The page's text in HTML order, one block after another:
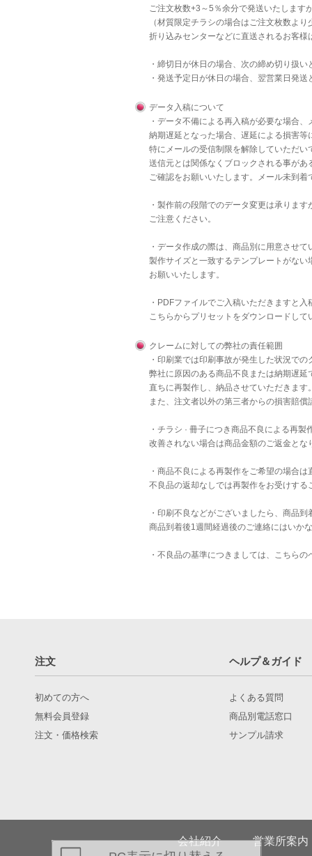
ご注文枚数+3～5％余分で発送いたします
（材質限定チラシの場合はご注文枚数よ
折り込みセンターなどに直送されるお客
・締切日が休日の場合、次の締め切り扱
・発送予定日が休日の場合、翌営業日発
データ入稿について
・データ不備による再入稿が必要な場合
納期遅延となった場合、遅延による損害
特にメールの受信制限を解除していただ
送信元とは関係なくブロックされる事が
ご確認をお願いいたします。メール未到
・製作前の段階でのデータ変更は承りま
ご注意ください。
・データ作成の際は、商品別に用意させ
製作サイズと一致するテンプレートがない
お願いいたします。
・PDFファイルでご入稿いただきますと
こちらからプリセットをダウンロードし
クレームに対しての弊社の責任範囲
・印刷業では印刷事故が発生した状況で
弊社に原因のある商品不良または納期遅
直ちに再製作し、納品させていただきま
また、注文者以外の第三者からの損害賠
・チラシ · 冊子につき商品不良による再
改善されない場合は商品金額のご返金と
・商品不良による再製作をご希望の場合
不良品の返却なしでは再製作をお受けする
・印刷不良などがございましたら、商品
商品到着後1週間経過後のご連絡にはいか
・不良品の基準につきましては、 こちらの
注文 ヘルプ＆ガイド
初めての方へ
無料会員登録
注文・価格検索
よくある質問
商品別電話窓口
サンプル請求
会社紹介 営業所案内